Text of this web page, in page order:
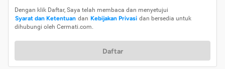
Dengan klik Daftar, Saya telah membaca dan menyetujui
Syarat dan Ketentuan dan Kebijakan Privasi dan bersedia untuk
dihubungi oleh Cermati.com.
Daftar